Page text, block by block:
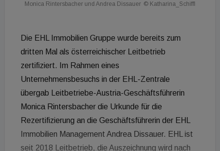
Monica Rintersbacher und Andrea Dissauer © Katharina_Schiffl
Die EHL Immobilien Gruppe wurde bereits zum
dritten Mal als österreichischer Leitbetrieb
zertifiziert. Im Rahmen eines
Unternehmensbesuchs in der EHL-Zentrale
übergab Leitbetriebe-Austria-Geschäftsführerin
Monica Rintersbacher die Urkunde für die
Rezertifizierung an die Geschäftsführerin der EHL
Immobilien Management Andrea Dissauer. EHL ist
seit 2018 Leitbetrieb, die Auszeichnung wird nach